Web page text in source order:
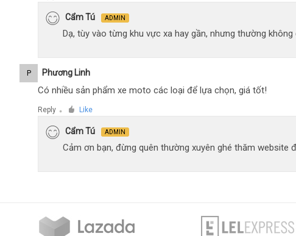
Cẩm Tú ADMIN
Dạ, tùy vào từng khu vực xa hay gần, nhưng thường
P Phương Linh
Có nhiều sản phẩm xe moto các loại để lựa chọn, giá tốt!
Reply ● Like
Cẩm Tú ADMIN
Cảm ơn bạn, đừng quên thường xuyên ghé thăm website